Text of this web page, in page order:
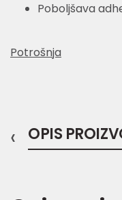
Poboljšava
Potrošnja
OPIS
‹